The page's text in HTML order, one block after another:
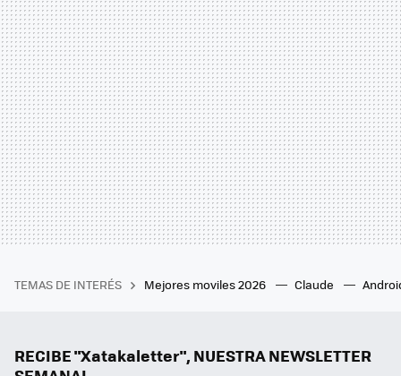
TEMAS DE INTERÉS Mejores moviles 2026 Claude
RECIBE "Xatakaletter", NUESTRA NEWSLETTER